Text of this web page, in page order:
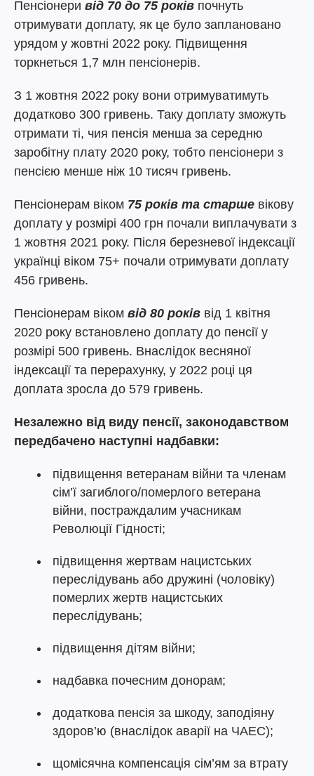
Пенсіонери від 70 до 75 років почнуть
отримувати доплату, як це було заплановано
урядом у жовтні 2022 року. Підвищення
торкнеться 1,7 млн пенсіонерів.
З 1 жовтня 2022 року вони отримуватимуть
додатково 300 гривень. Таку доплату зможуть
отримати ті, чия пенсія менша за середню
заробітну плату 2020 року, тобто пенсіонери з
пенсією менше ніж 10 тисяч гривень.
Пенсіонерам віком 75 років та старше вікову
доплату у розмірі 400 грн почали виплачувати з
1 жовтня 2021 року. Після березневої індексації
українці віком 75+ почали отримувати доплату
456 гривень.
Пенсіонерам віком від 80 років від 1 квітня
2020 року встановлено доплату до пенсії у
розмірі 500 гривень. Внаслідок весняної
індексації та перерахунку, у 2022 році ця
доплата зросла до 579 гривень.
Незалежно від виду пенсії, законодавством
передбачено наступні надбавки:
підвищення ветеранам війни та членам
сім’ї загиблого/померлого ветерана
війни, постраждалим учасникам
Революції Гідності;
підвищення жертвам нацистських
переслідувань або дружині (чоловіку)
померлих жертв нацистських
переслідувань;
підвищення дітям війни;
надбавка почесним донорам;
додаткова пенсія за шкоду, заподіяну
здоров’ю (внаслідок аварії на ЧАЕС);
щомісячна компенсація сім’ям за втрату